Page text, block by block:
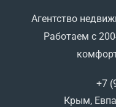
Агентство
Работаем с
+7
Крым,